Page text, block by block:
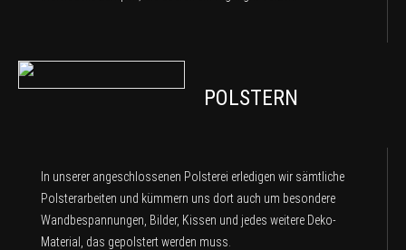
POLSTERN
In unserer angeschlossenen Polsterei erledigen wir sämtliche
Polsterarbeiten und kümmern uns dort auch um besondere
Wandbespannungen, Bilder, Kissen und jedes weitere Deko-
Material, das gepolstert werden muss.